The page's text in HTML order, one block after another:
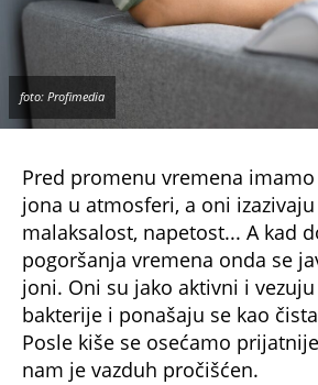
foto: Profimedia
Pred promenu vremena
jona u atmosferi, a oni
malaksalost, napetost... A kad
pogoršanja vremena onda se
joni. Oni su jako aktivni i vezuju
bakterije i ponašaju se kao
Posle kiše se osećamo
nam je vazduh pročišćen.